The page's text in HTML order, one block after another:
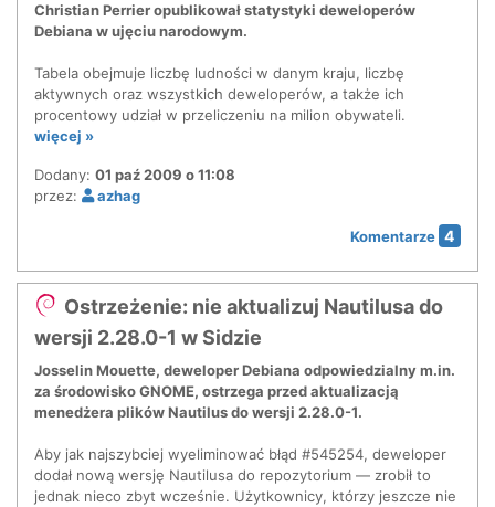
Christian Perrier opublikował statystyki deweloperów
Debiana w ujęciu narodowym.
Tabela obejmuje liczbę ludności w danym kraju, liczbę
aktywnych oraz wszystkich deweloperów, a także ich
procentowy udział w przeliczeniu na milion obywateli.
więcej »
Dodany: 01 paź 2009 o 11:08
przez:
azhag
Komentarze 4
Ostrzeżenie: nie aktualizuj Nautilusa do
wersji 2.28.0-1 w Sidzie
Josselin Mouette, deweloper Debiana odpowiedzialny m.in.
za środowisko GNOME, ostrzega przed aktualizacją
menedżera plików Nautilus do wersji 2.28.0-1.
Aby jak najszybciej wyeliminować błąd #545254, deweloper
dodał nową wersję Nautilusa do repozytorium — zrobił to
jednak nieco zbyt wcześnie. Użytkownicy, którzy jeszcze nie